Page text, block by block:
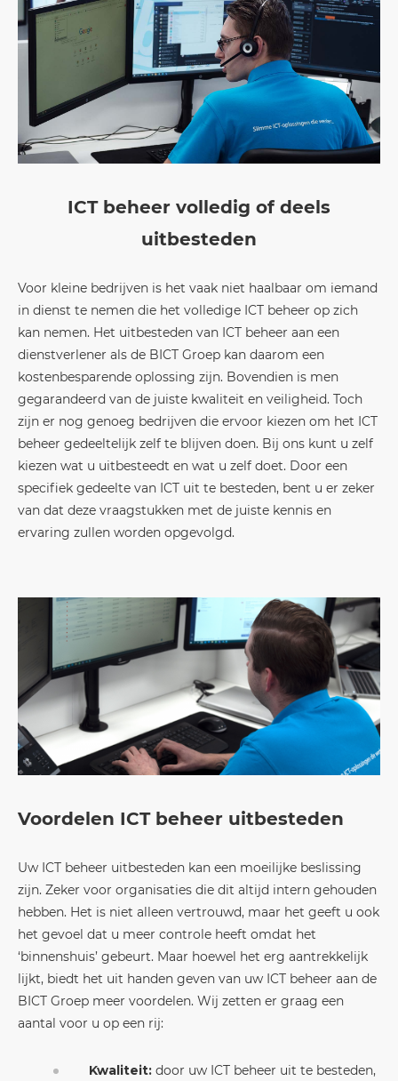
ICT beheer volledig of deels
uitbesteden
Voor kleine bedrijven is het vaak niet haalbaar om iemand
in dienst te nemen die het volledige ICT beheer op zich
kan nemen. Het uitbesteden van ICT beheer aan een
dienstverlener als de BICT Groep kan daarom een
kostenbesparende oplossing zijn. Bovendien is men
gegarandeerd van de juiste kwaliteit en veiligheid. Toch
zijn er nog genoeg bedrijven die ervoor kiezen om het ICT
beheer gedeeltelijk zelf te blijven doen. Bij ons kunt u zelf
kiezen wat u uitbesteedt en wat u zelf doet. Door een
specifiek gedeelte van ICT uit te besteden, bent u er zeker
van dat deze vraagstukken met de juiste kennis en
ervaring zullen worden opgevolgd.
Voordelen ICT beheer uitbesteden
Uw ICT beheer uitbesteden kan een moeilijke beslissing
zijn. Zeker voor organisaties die dit altijd intern gehouden
hebben. Het is niet alleen vertrouwd, maar het geeft u ook
het gevoel dat u meer controle heeft omdat het
‘binnenshuis’ gebeurt. Maar hoewel het erg aantrekkelijk
lijkt, biedt het uit handen geven van uw ICT beheer aan de
BICT Groep meer voordelen. Wij zetten er graag een
aantal voor u op een rij:
Kwaliteit: door uw ICT beheer uit te besteden,